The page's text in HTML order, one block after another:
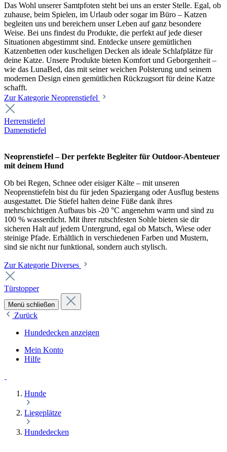
Das Wohl unserer Samtpfoten steht bei uns an erster Stelle. Egal, ob
zuhause, beim Spielen, im Urlaub oder sogar im Büro – Katzen
begleiten uns und bereichern unser Leben auf ganz besondere
Weise. Bei uns findest du Produkte, die perfekt auf jede dieser
Situationen abgestimmt sind. Entdecke unsere gemütlichen
Katzenbetten oder kuscheligen Decken als ideale Schlafplätze für
deine Katze. Unsere Produkte bieten Komfort und Geborgenheit –
wie das LunaBed, das mit seiner weichen Polsterung und seinem
modernen Design einen gemütlichen Rückzugsort für deine Katze
schafft.
Zur Kategorie Neoprenstiefel
Herrenstiefel
Damenstiefel
Neoprenstiefel – Der perfekte Begleiter für Outdoor-Abenteuer
mit deinem Hund
Ob bei Regen, Schnee oder eisiger Kälte – mit unseren
Neoprenstiefeln bist du für jeden Spaziergang oder Ausflug bestens
ausgestattet. Die Stiefel halten deine Füße dank ihres
mehrschichtigen Aufbaus bis -20 °C angenehm warm und sind zu
100 % wasserdicht. Mit ihrer rutschfesten Sohle bieten sie dir
sicheren Halt auf jedem Untergrund, egal ob Matsch, Wiese oder
steinige Pfade. Erhältlich in verschiedenen Farben und Mustern,
sind sie nicht nur funktional, sondern auch stylisch.
Zur Kategorie Diverses
Türstopper
Menü schließen
Zurück
Hundedecken anzeigen
Mein Konto
Hilfe
Hunde
Liegeplätze
Hundedecken